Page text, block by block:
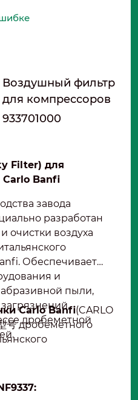
Воздушный фильтр
для компрессоров
933701000
Filter) для
Carlo Banfi
завода
разработан
очистки воздуха
Обеспечивает
и
пыли,
дробеметной
Carlo Banfi(CARLO
号 дробеметного